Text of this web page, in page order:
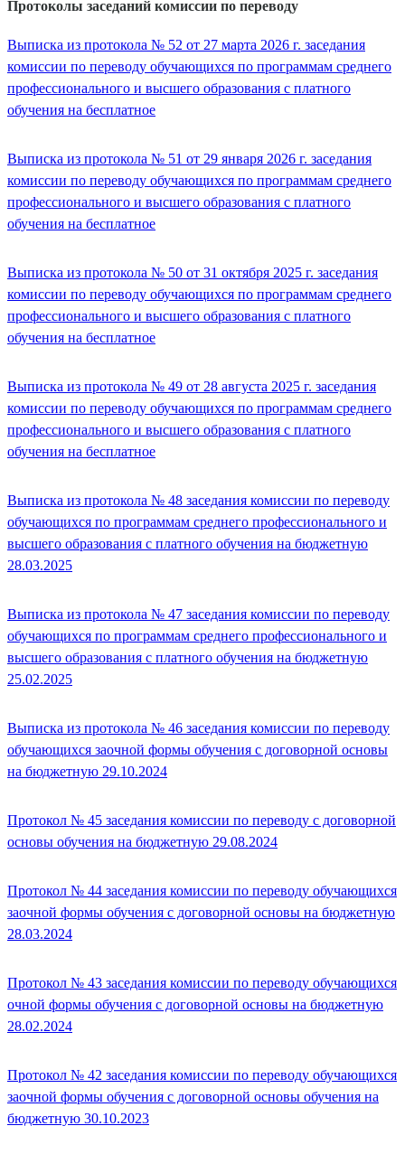
Протоколы заседаний комиссии по переводу
Выписка из протокола № 52 от 27 марта 2026 г. заседания
комиссии по переводу обучающихся по программам среднего
профессионального и высшего образования с платного
обучения на бесплатное
Выписка из протокола № 51 от 29 января 2026 г. заседания
комиссии по переводу обучающихся по программам среднего
профессионального и высшего образования с платного
обучения на бесплатное
Выписка из протокола № 50 от 31 октября 2025 г. заседания
комиссии по переводу обучающихся по программам среднего
профессионального и высшего образования с платного
обучения на бесплатное
Выписка из протокола № 49 от 28 августа 2025 г. заседания
комиссии по переводу обучающихся по программам среднего
профессионального и высшего образования с платного
обучения на бесплатное
Выписка из протокола № 48 заседания комиссии по переводу
обучающихся по программам среднего профессионального и
высшего образования с платного обучения на бюджетную
28.03.2025
Выписка из протокола № 47 заседания комиссии по переводу
обучающихся по программам среднего профессионального и
высшего образования с платного обучения на бюджетную
25.02.2025
Выписка из протокола № 46 заседания комиссии по переводу
обучающихся заочной формы обучения с договорной основы
на бюджетную 29.10.2024
Протокол № 45 заседания комиссии по переводу с договорной
основы обучения на бюджетную 29.08.2024
Протокол № 44 заседания комиссии по переводу обучающихся
заочной формы обучения с договорной основы на бюджетную
28.03.2024
Протокол № 43 заседания комиссии по переводу обучающихся
очной формы обучения с договорной основы на бюджетную
28.02.2024
Протокол № 42 заседания комиссии по переводу обучающихся
заочной формы обучения с договорной основы обучения на
бюджетную 30.10.2023